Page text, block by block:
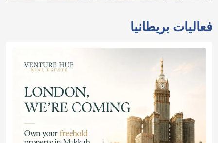
فعاليات بريطانيا